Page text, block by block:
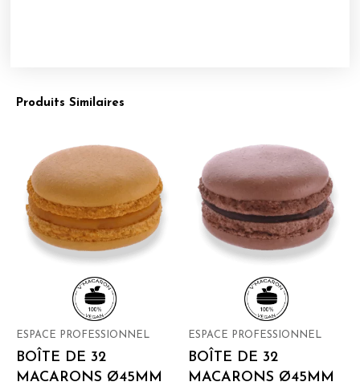
Produits Similaires
ESPACE PROFESSIONNEL
BOÎTE DE 32
MACARONS Ø45MM
ESPACE PROFESSIONNEL
BOÎTE DE 32
MACARONS Ø45MM